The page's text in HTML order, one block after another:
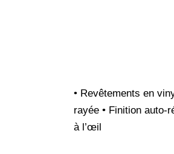
• Revêtements en
rayée • Finition auto-
à l’œil